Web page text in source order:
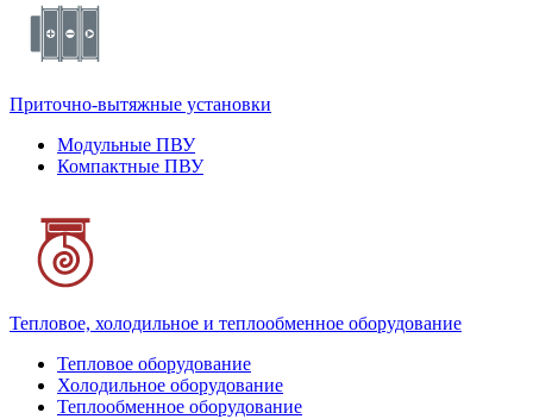
Приточно-вытяжные установки
Модульные ПВУ
Компактные ПВУ
Тепловое, холодильное и теплообменное оборудование
Тепловое оборудование
Холодильное оборудование
Теплообменное оборудование